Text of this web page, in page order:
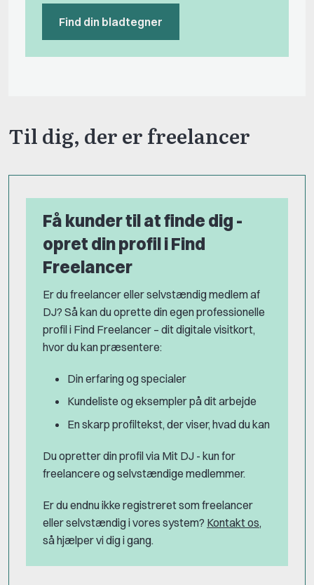
Find din bladtegner
Til dig, der er freelancer
Få kunder til at finde dig -
opret din profil i Find
Freelancer
Er du freelancer eller selvstændig medlem af
DJ? Så kan du oprette din egen professionelle
profil i Find Freelancer – dit digitale visitkort,
hvor du kan præsentere:
Din erfaring og specialer
Kundeliste og eksempler på dit arbejde
En skarp profiltekst, der viser, hvad du kan
Du opretter din profil via Mit DJ - kun for
freelancere og selvstændige medlemmer.
Er du endnu ikke registreret som freelancer
eller selvstændig i vores system? Kontakt os,
så hjælper vi dig i gang.